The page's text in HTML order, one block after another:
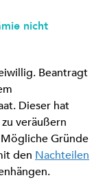
nicht
Beantragt
Dieser hat
veräußern
Gründe
den Nachteilen